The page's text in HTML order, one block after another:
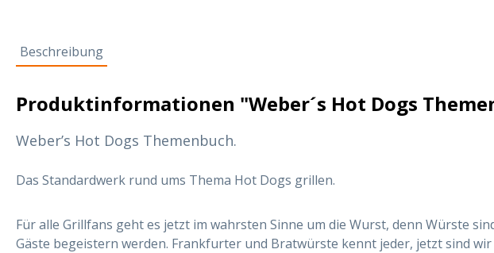
Beschreibung
Produktinformationen "Weber´s Hot Dogs
Weber’s Hot Dogs Themenbuch.
Das Standardwerk rund ums Thema Hot Dogs grillen.
Für alle Grillfans geht es jetzt im wahrsten Sinne um die Wurst, denn Würste
Gäste begeistern werden. Frankfurter und Bratwürste kennt jeder, jetzt sind